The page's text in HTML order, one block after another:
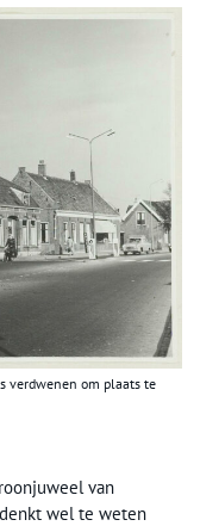
verdwenen om plaats te
van
denkt wel te weten